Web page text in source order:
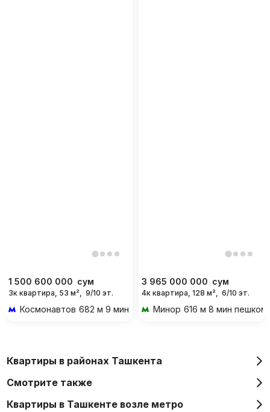
1 500 600 000 сум
3к квартира, 53 м², 9/10 эт.
Космонавтов 682 м 9 мин пешком
3 965 000 000 сум
4к квартира, 128 м², 6/10 эт.
Минор 616 м 8 мин пешком
Квартиры в районах Ташкента
Смотрите также
Квартиры в Ташкенте возле метро